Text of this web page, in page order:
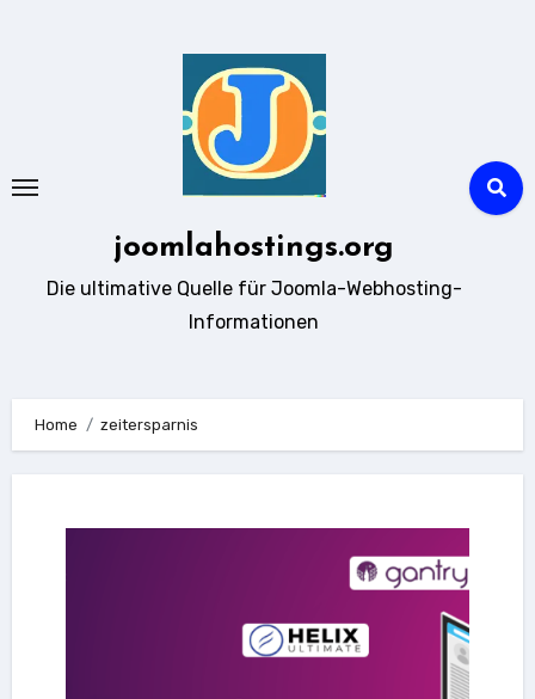
joomlahostings.org
Die ultimative Quelle für Joomla-Webhosting-
Informationen
Home zeitersparnis